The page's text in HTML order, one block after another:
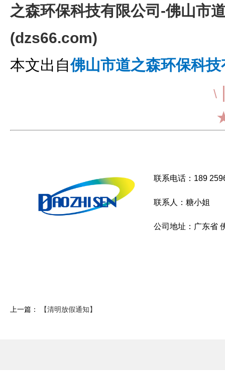
之森环保科技有限公司-佛山市
(dzs66.com)
本文出自佛山市道之森环保科
\
联系电话：189
联系人：糖小姐
公司地址：广东省
上一篇： 【清明放假通知】